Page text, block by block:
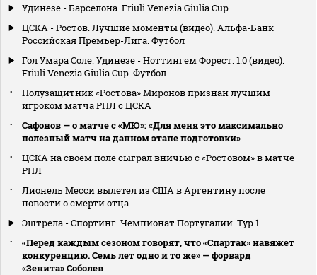
Удинезе - Барселона. Friuli Venezia Giulia Cup
ЦСКА - Ростов. Лучшие моменты (видео). Альфа-Банк
Российская Премьер-Лига. Футбол
Гол Умара Соле. Удинезе - Ноттингем Форест. 1:0 (видео).
Friuli Venezia Giulia Cup. Футбол
Полузащитник «Ростова» Миронов признан лучшим
игроком матча РПЛ с ЦСКА
Сафонов — о матче с «МЮ»: «Для меня это максимально
полезный матч на данном этапе подготовки»
ЦСКА на своем поле сыграл вничью с «Ростовом» в матче
РПЛ
Лионель Месси вылетел из США в Аргентину после
новости о смерти отца
Эштрела - Спортинг. Чемпионат Португалии. Тур 1
«Перед каждым сезоном говорят, что «Спартак» навяжет
конкуренцию. Семь лет одно и то же» — форвард
«Зенита» Соболев